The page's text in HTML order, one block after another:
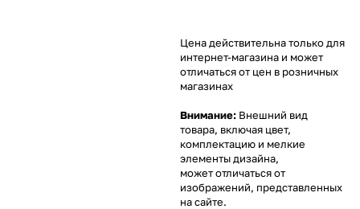
Цена действительна только для
интернет-магазина и может
отличаться от цен в розничных
магазинах
Внимание: Внешний вид
товара, включая цвет,
комплектацию и мелкие
элементы дизайна,
может отличаться от
изображений, представленных
на сайте.